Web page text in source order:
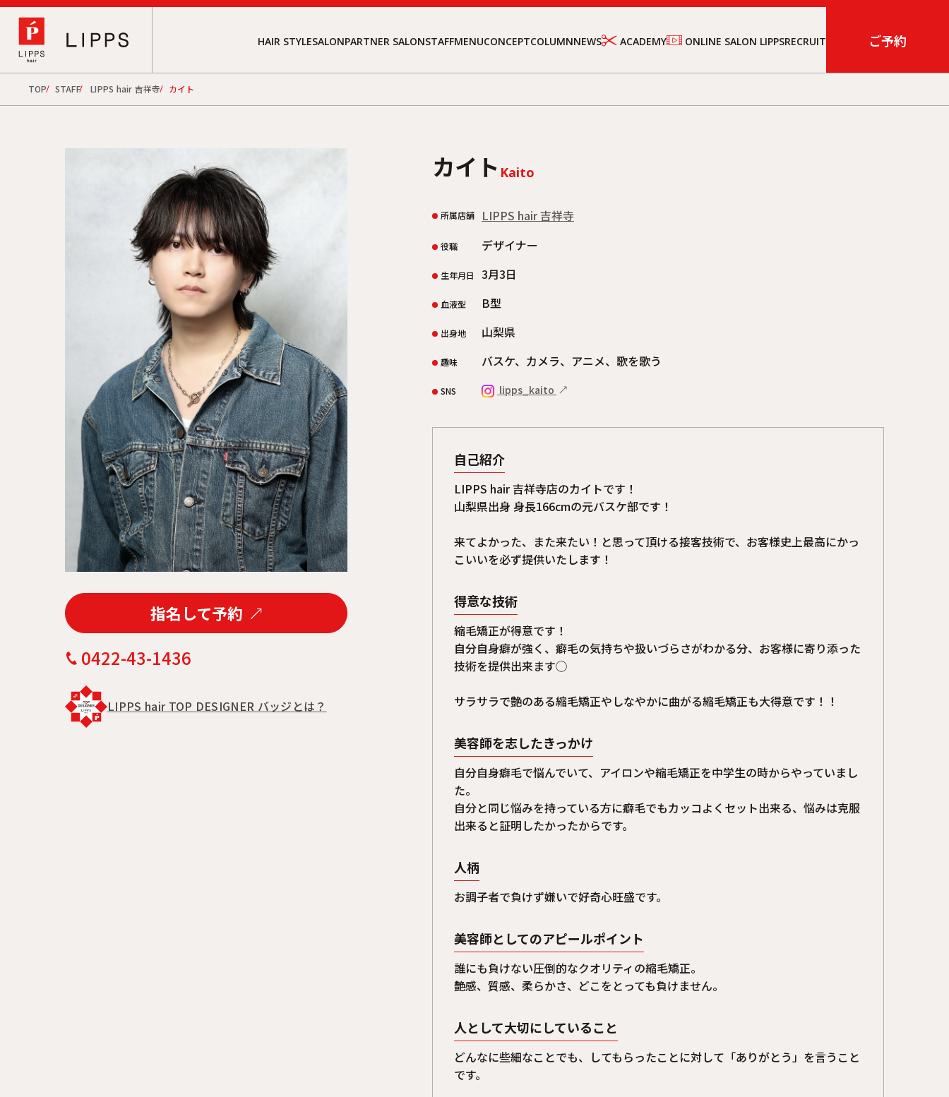
HAIR STYLESALONPARTNER SALONSTAFFMENUCONCEPTCOLUMNNEWS ACADEMY ONLINE SALON LIPPSRECRUIT ご予約
TOP STAFF LIPPS hair 吉祥寺 カイト
指名して予約
0422-43-1436
LIPPS hair TOP DESIGNER バッジとは？
カイト Kaito
所属店舗 LIPPS hair 吉祥寺
役職 デザイナー
生年月日 3月3日
血液型 B型
出身地 山梨県
趣味 バスケ、カメラ、アニメ、歌を歌う
SNS lipps_kaito
自己紹介
LIPPS hair 吉祥寺店のカイトです！
山梨県出身 身長166cmの元バスケ部です！
来てよかった、また来たい！と思って頂ける接客技術で、お客様史上最高にかっ
こいいを必ず提供いたします！
得意な技術
縮毛矯正が得意です！
自分自身癖が強く、癖毛の気持ちや扱いづらさがわかる分、お客様に寄り添った
技術を提供出来ます◯
サラサラで艶のある縮毛矯正やしなやかに曲がる縮毛矯正も大得意です！！
美容師を志したきっかけ
自分自身癖毛で悩んでいて、アイロンや縮毛矯正を中学生の時からやっていまし
た。
自分と同じ悩みを持っている方に癖毛でもカッコよくセット出来る、悩みは克服
出来ると証明したかったからです。
人柄
お調子者で負けず嫌いで好奇心旺盛です。
美容師としてのアピールポイント
誰にも負けない圧倒的なクオリティの縮毛矯正。
艶感、質感、柔らかさ、どこをとっても負けません。
人として大切にしていること
どんなに些細なことでも、してもらったことに対して「ありがとう」を言うこと
です。